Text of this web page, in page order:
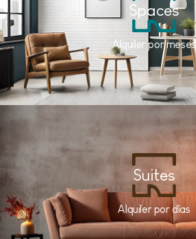
Spaces
Alquiler por meses
Suites
Alquiler por días